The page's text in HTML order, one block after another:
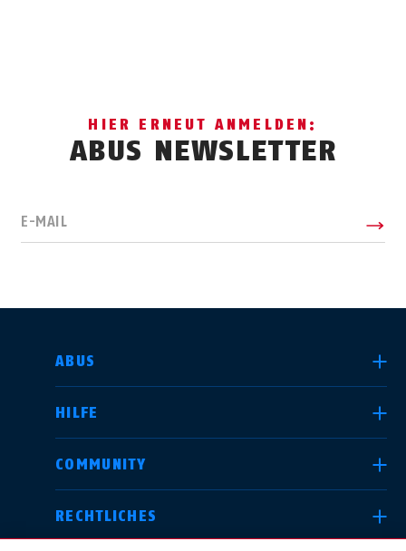
HIER ERNEUT ANMELDEN:
ABUS NEWSLETTER
E-MAIL
ABUS
HILFE
COMMUNITY
RECHTLICHES
LAND AUSWÄHLEN
Deutschland